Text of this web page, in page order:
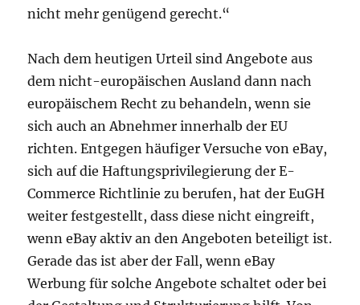
nicht mehr genügend gerecht.“
Nach dem heutigen Urteil sind Angebote aus
dem nicht-europäischen Ausland dann nach
europäischem Recht zu behandeln, wenn sie
sich auch an Abnehmer innerhalb der EU
richten. Entgegen häufiger Versuche von eBay,
sich auf die Haftungsprivilegierung der E-
Commerce Richtlinie zu berufen, hat der EuGH
weiter festgestellt, dass diese nicht eingreift,
wenn eBay aktiv an den Angeboten beteiligt ist.
Gerade das ist aber der Fall, wenn eBay
Werbung für solche Angebote schaltet oder bei